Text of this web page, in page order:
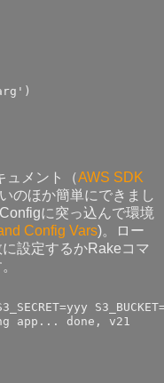
ュメント（AWS SDK
のほか簡単にできまし
に突っ込んで環境
Config Vars)。ロー
設定するかRakeコマ
app... done, v21